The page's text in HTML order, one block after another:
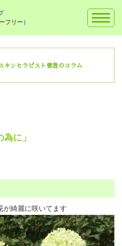
フリー）
キンセラピスト曽我のコラム
に」
が綺麗に咲いてます